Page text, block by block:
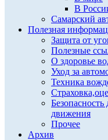
В
Самарский
Полезная
Защита от
Полезные
О здоровье
Уход за
Техника
движения
Прочее
Архив